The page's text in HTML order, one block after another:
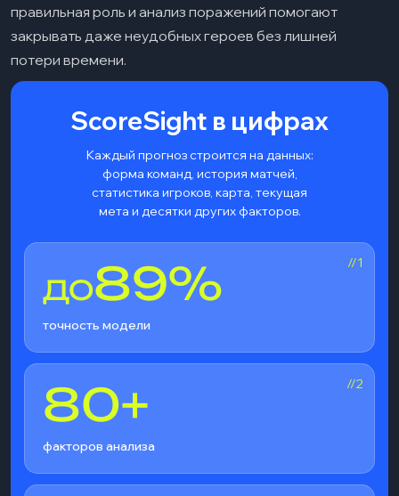
правильная роль и анализ поражений помогают
закрывать даже неудобных героев без лишней
потери времени.
ScoreSight в цифрах
Каждый прогноз строится на данных:
форма команд, история матчей,
статистика игроков, карта, текущая
мета и десятки других факторов.
//1
ДО89%
точность модели
//2
80+
факторов анализа